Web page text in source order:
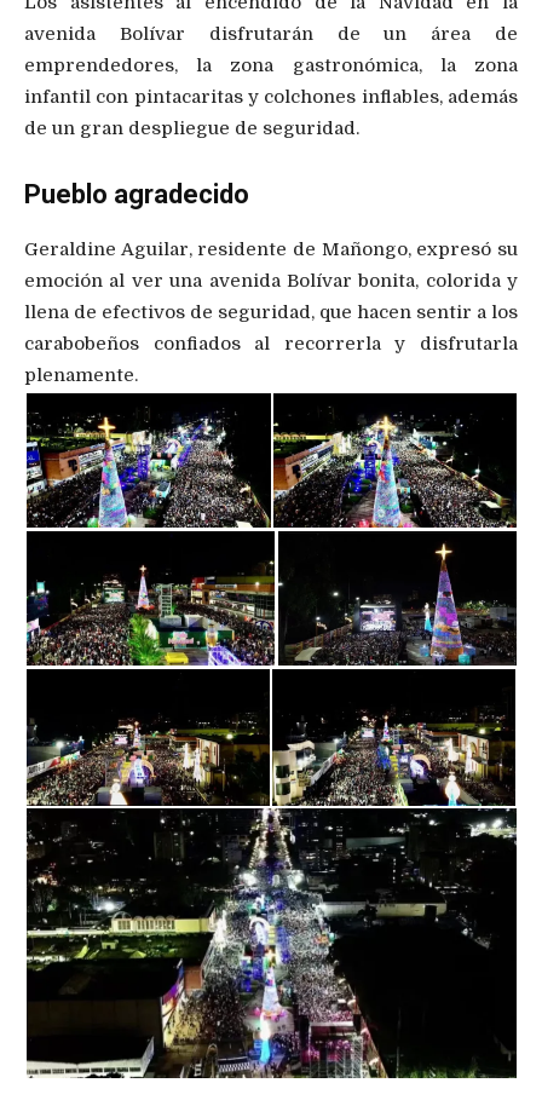
avenida Bolívar disfrutarán de un área de
emprendedores, la zona gastronómica, la zona
infantil con pintacaritas y colchones inflables, además
de un gran despliegue de seguridad.
Pueblo agradecido
Geraldine Aguilar, residente de Mañongo, expresó su
emoción al ver una avenida Bolívar bonita, colorida y
llena de efectivos de seguridad, que hacen sentir a los
carabobeños confiados al recorrerla y disfrutarla
plenamente.